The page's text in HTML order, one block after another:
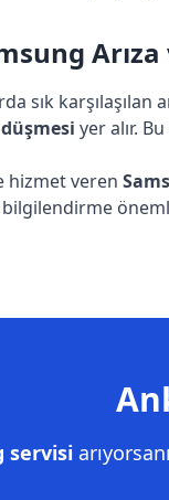
sık karşılaşılan
yer alır.
hizmet veren
servisi